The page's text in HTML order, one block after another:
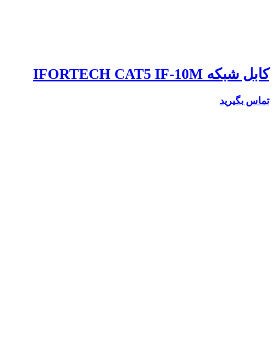
کابل شبکه IFORTECH CAT5 IF-10M
تماس بگیرید